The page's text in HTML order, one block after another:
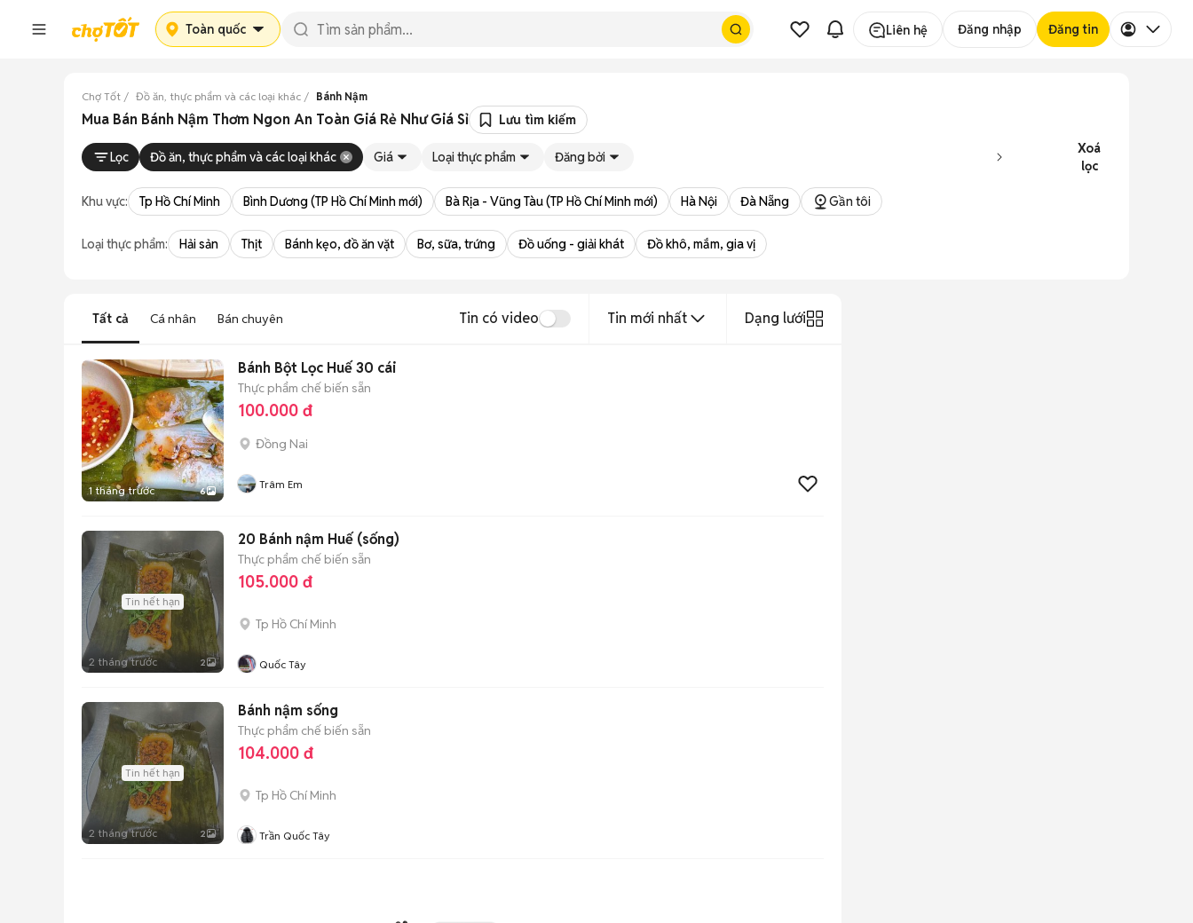
Toàn quốc Liên hệ Đăng nhập Đăng tin
Chợ Tốt Đồ ăn, thực phẩm và các loại khác Bánh Nậm
Mua Bán Bánh Nậm Thơm Ngon An Toàn Giá Rẻ Như Giá Sỉ Lưu tìm kiếm
Lọc Đồ ăn, thực phẩm và các loại khác Giá Loại thực phẩm Đăng bởi
Xoá
lọc
Khu vực: Tp Hồ Chí Minh Bình Dương (TP Hồ Chí Minh mới) Bà Rịa - Vũng Tàu (TP Hồ Chí Minh mới) Hà Nội Đà Nẵng Gần tôi
Loại thực phẩm: Hải sản Thịt Bánh kẹo, đồ ăn vặt Bơ, sữa, trứng Đồ uống - giải khát Đồ khô, mắm, gia vị
Tất cả Cá nhân Bán chuyên Tin có video Tin mới nhất Dạng lưới
1 tháng trước 6
Bánh Bột Lọc Huế 30 cái
Thực phẩm chế biến sẵn
100.000 đ
Đồng Nai
Trâm Em
Tin hết hạn
2 tháng trước 2
20 Bánh nậm Huế (sống)
Thực phẩm chế biến sẵn
105.000 đ
Tp Hồ Chí Minh
Quốc Tây
Tin hết hạn
2 tháng trước 2
Bánh nậm sống
Thực phẩm chế biến sẵn
104.000 đ
Tp Hồ Chí Minh
Trần Quốc Tây